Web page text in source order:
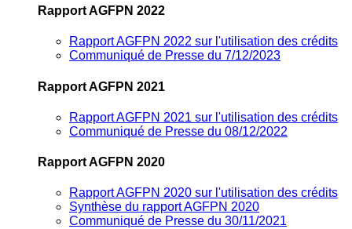
Rapport AGFPN 2022
Rapport AGFPN 2022 sur l'utilisation des crédits
Communiqué de Presse du 7/12/2023
Rapport AGFPN 2021
Rapport AGFPN 2021 sur l'utilisation des crédits
Communiqué de Presse du 08/12/2022
Rapport AGFPN 2020
Rapport AGFPN 2020 sur l'utilisation des crédits
Synthèse du rapport AGFPN 2020
Communiqué de Presse du 30/11/2021